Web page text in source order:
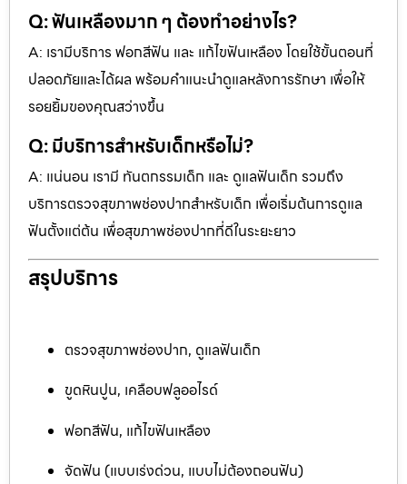
Q: ฟันเหลืองมาก ๆ ต้องทำอย่างไร?
A: เรามีบริการ ฟอกสีฟัน และ แก้ไขฟันเหลือง โดยใช้ขั้นตอนที่
ปลอดภัยและได้ผล พร้อมคำแนะนำดูแลหลังการรักษา เพื่อให้
รอยยิ้มของคุณสว่างขึ้น
Q: มีบริการสำหรับเด็กหรือไม่?
A: แน่นอน เรามี ทันตกรรมเด็ก และ ดูแลฟันเด็ก รวมถึง
บริการตรวจสุขภาพช่องปากสำหรับเด็ก เพื่อเริ่มต้นการดูแล
ฟันตั้งแต่ต้น เพื่อสุขภาพช่องปากที่ดีในระยะยาว
สรุปบริการ
ตรวจสุขภาพช่องปาก, ดูแลฟันเด็ก
ขูดหินปูน, เคลือบฟลูออไรด์
ฟอกสีฟัน, แก้ไขฟันเหลือง
จัดฟัน (แบบเร่งด่วน, แบบไม่ต้องถอนฟัน)